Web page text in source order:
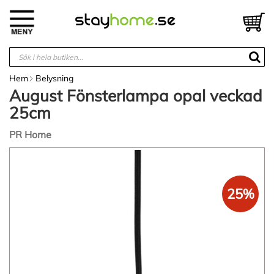
innehållet
Hem Belysning
August Fönsterlampa opal veckad
25cm
PR Home
25%